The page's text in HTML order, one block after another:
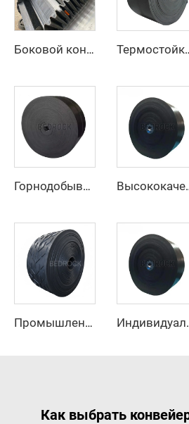
Боковой конвейерный ремень для подачи материалов под большим уклоном и вертикально Термостойкий конвейерный ремень,
Горнодобывающий резиновый покровный высокоскоростной регулируемый резиновый ремень Ep конвейерный ремень с фабрики Высококачественный резиновый конвейерный ремень
Промышленный конвейерный ремень, цена производителя, тяжелый резиновый конвейерный ремень с шевронным рисунком EP250 для горнодобывающей промышленности Индивидуальный антиразрывной
Как выбрать